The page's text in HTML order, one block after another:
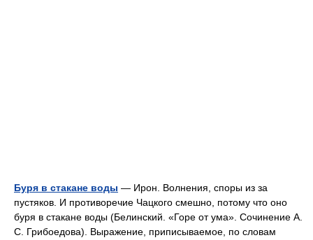
Буря в стакане воды — Ирон. Волнения, споры из за
пустяков. И противоречие Чацкого смешно, потому что оно
буря в стакане воды (Белинский. «Горе от ума». Сочинение А.
С. Грибоедова). Выражение, приписываемое, по словам